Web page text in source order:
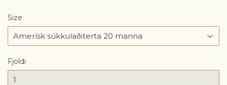
Size
Fjöldi